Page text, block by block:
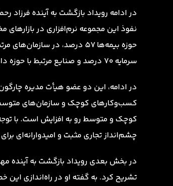
سرمایه‌ 70 درصد و صنایع مرتبط با حوزه دارویی، آرایشی و بهداشتی 75 درصد، سهم بازار دارد.
در ادامه، این دو عضو هیأت مدیره
کسب‌وکارهای کوچک و سازمان‌های متوسط
کوچک و متوسط رو به افزایش است. با
چشم‌انداز تجاری مثبت و امیدوارانه‌ای
در بخش بعدی رویداد بازگشت به آینده
تشریح کرد. به گفته او در راه‌اندازی این